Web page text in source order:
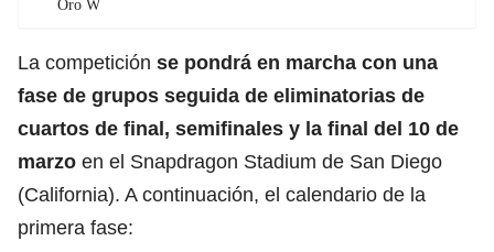
Oro W
La competición se pondrá en marcha con una
fase de grupos seguida de eliminatorias de
cuartos de final, semifinales y la final del 10 de
marzo en el Snapdragon Stadium de San Diego
(California). A continuación, el calendario de la
primera fase: